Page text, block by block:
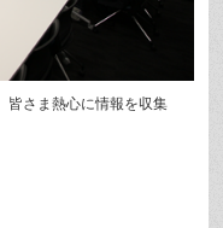
皆さま熱心に情報を収集